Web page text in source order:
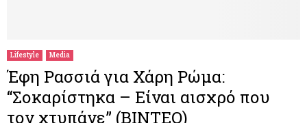
Lifestyle Media
Έφη Ρασσιά για Χάρη Ρώμα:
“Σοκαρίστηκα – Είναι αισχρό που
τον χτυπάνε” (BINTEO)